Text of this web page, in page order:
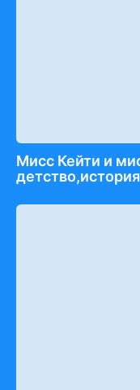
Мисс Кейти и